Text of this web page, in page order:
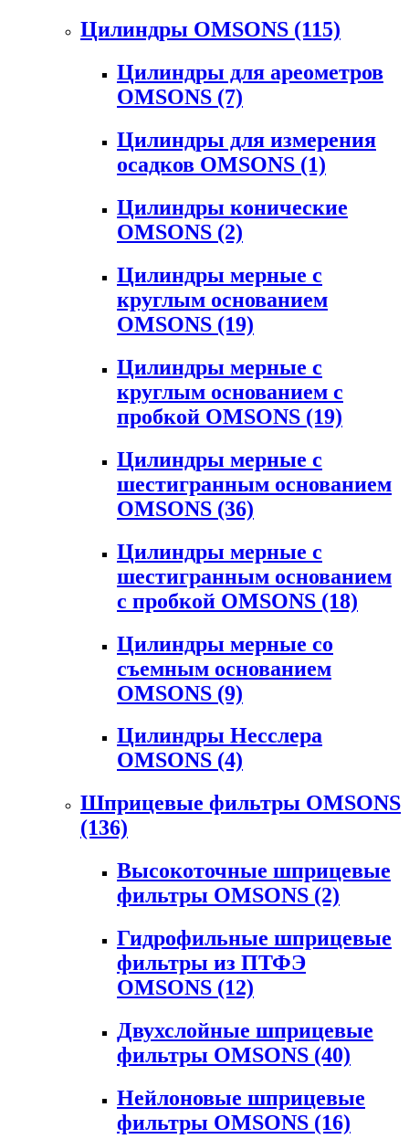
Цилиндры OMSONS (115)
Цилиндры для ареометров
OMSONS (7)
Цилиндры для измерения
осадков OMSONS (1)
Цилиндры конические
OMSONS (2)
Цилиндры мерные с
круглым основанием
OMSONS (19)
Цилиндры мерные с
круглым основанием с
пробкой OMSONS (19)
Цилиндры мерные с
шестигранным основанием
OMSONS (36)
Цилиндры мерные с
шестигранным основанием
с пробкой OMSONS (18)
Цилиндры мерные со
съемным основанием
OMSONS (9)
Цилиндры Несслера
OMSONS (4)
Шприцевые фильтры OMSONS
(136)
Высокоточные шприцевые
фильтры OMSONS (2)
Гидрофильные шприцевые
фильтры из ПТФЭ
OMSONS (12)
Двухслойные шприцевые
фильтры OMSONS (40)
Нейлоновые шприцевые
фильтры OMSONS (16)